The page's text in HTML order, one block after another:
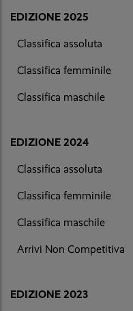
EDIZIONE 2025
Classifica assoluta
Classifica femminile
Classifica maschile
EDIZIONE 2024
Classifica assoluta
Classifica femminile
Classifica maschile
Arrivi Non Competitiva
EDIZIONE 2023